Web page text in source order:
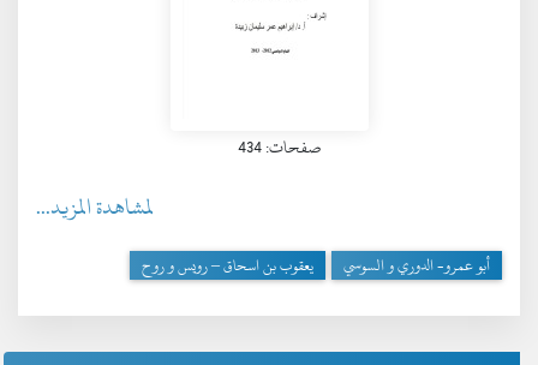
صفحات: 434
لمشاهدة المزيد...
أبو عمرو- الدوري و السوسي يعقوب بن اسحاق – رويس و روح